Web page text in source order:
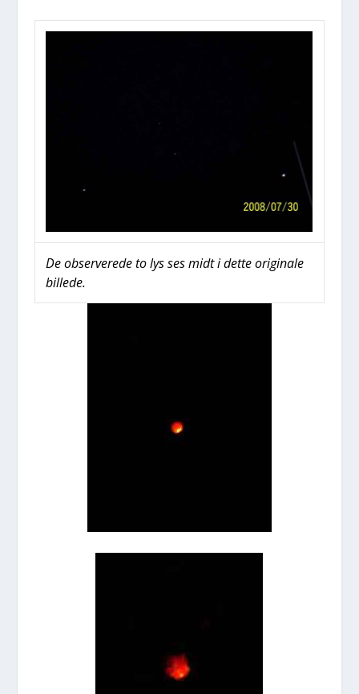
De obser­ve­re­de to lys ses midt i det­te ori­gi­na­le
bil­le­de.